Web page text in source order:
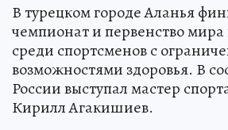
В турецком городе Аланья
чемпионат и первенство
среди спортсменов с
возможностями здоровья. В
России выступал мастер
Кирилл Агакишиев.